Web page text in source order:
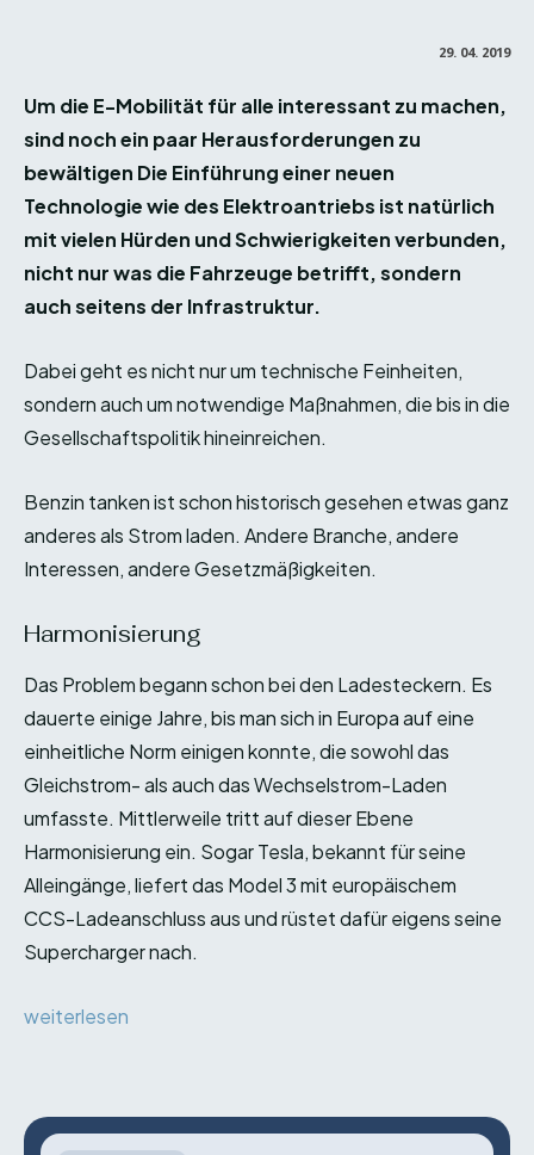
29. 04. 2019
Um die E-Mobilität für alle interessant zu machen,
sind noch ein paar Herausforderungen zu
bewältigen Die Einführung einer neuen
Technologie wie des Elektroantriebs ist natürlich
mit vielen Hürden und Schwierigkeiten verbunden,
nicht nur was die Fahrzeuge betrifft, sondern
auch seitens der Infrastruktur.
Dabei geht es nicht nur um technische Feinheiten,
sondern auch um notwendige Maßnahmen, die bis in die
Gesellschaftspolitik hineinreichen.
Benzin tanken ist schon historisch gesehen etwas ganz
anderes als Strom laden. Andere Branche, andere
Interessen, andere Gesetzmäßigkeiten.
Harmonisierung
Das Problem begann schon bei den Ladesteckern. Es
dauerte einige Jahre, bis man sich in Europa auf eine
einheitliche Norm einigen konnte, die sowohl das
Gleichstrom- als auch das Wechselstrom-Laden
umfasste. Mittlerweile tritt auf dieser Ebene
Harmonisierung ein. Sogar Tesla, bekannt für seine
Alleingänge, liefert das Model 3 mit europäischem
CCS-Ladeanschluss aus und rüstet dafür eigens seine
Supercharger nach.
weiterlesen